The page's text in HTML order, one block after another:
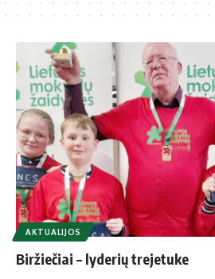
AKTUALIJOS
Biržiečiai – lyderių trejetuke